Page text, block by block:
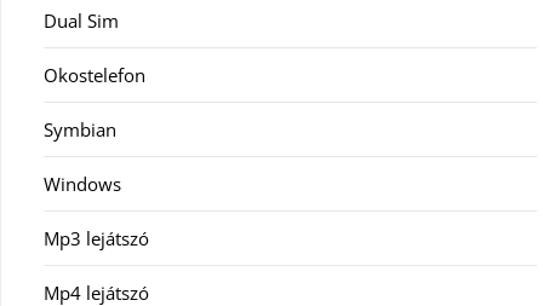
Dual Sim
Okostelefon
Symbian
Windows
Mp3 lejátszó
Mp4 lejátszó